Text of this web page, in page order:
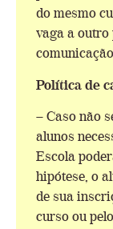
do mesmo
vaga a
Política de
– Caso não
alunos
Escola
hipótese, o
de sua
curso ou